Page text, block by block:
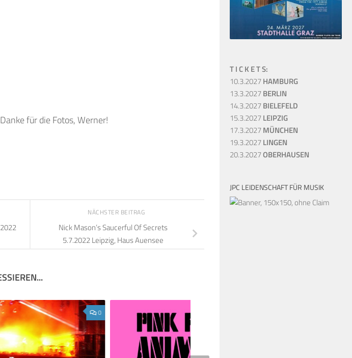
für die Fotos, Werner!
NÄCHSTER BEITRAG
Nick Mason’s Saucerful Of Secrets
5.7.2022 Leipzig, Haus Auensee
0
T I C K E T S:
10.3.2027HAMBURG
13.3.2027BERLIN
14.3.2027BIELEFELD
15.3.2027LEIPZIG
17.3.2027MÜNCHEN
19.3.2027LINGEN
20.3.2027OBERHAUSEN
JPC LEIDENSCHAFT FÜR MUSIK